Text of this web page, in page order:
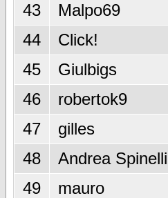
43
Malpo69
44
Click!
45
Giulbigs
46
robertok9
47
gilles
48
Andrea Spinelli
49
mauro